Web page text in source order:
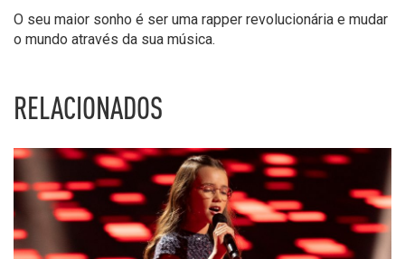
O seu maior sonho é ser uma rapper revolucionária e mudar
o mundo através da sua música.
RELACIONADOS